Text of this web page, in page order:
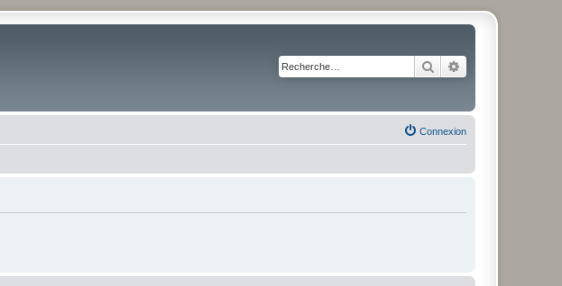
Rechercher
Connexion